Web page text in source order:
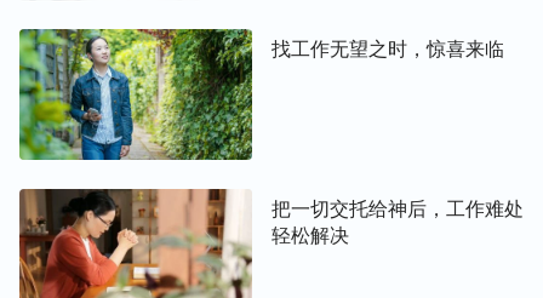
找工作无望之时，惊喜来临
把一切交托给神后，工作难处
轻松解决